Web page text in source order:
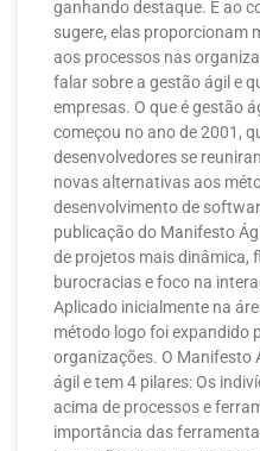
ganhando destaque. E ao
sugere, elas proporcionam
aos processos nas
falar sobre a gestão ágil e
empresas. O que é gestão
começou no ano de 2001,
desenvolvedores se
novas alternativas aos
desenvolvimento de
publicação do Manifesto
de projetos mais dinâmica,
burocracias e foco na
Aplicado inicialmente na
método logo foi expandido
organizações. O Manifesto
ágil e tem 4 pilares: Os
acima de processos e
importância das